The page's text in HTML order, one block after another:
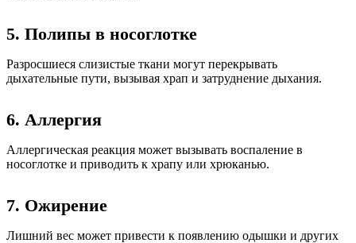
5. Полипы в носоглотке
Разросшиеся слизистые ткани могут перекрывать
дыхательные пути, вызывая храп и затруднение дыхания.
6. Аллергия
Аллергическая реакция может вызывать воспаление в
носоглотке и приводить к храпу или хрюканью.
7. Ожирение
Лишний вес может привести к появлению одышки и других